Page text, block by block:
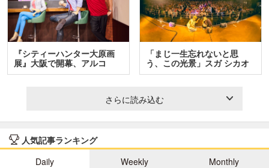
『シティーハンター大原画
展』大阪で開幕、アルコ
＆…
「まじ一生忘れないと思
う、この光景」スガ シカオ
と…
さらに読み込む
人気記事ランキング
Daily
Weekly Monthly